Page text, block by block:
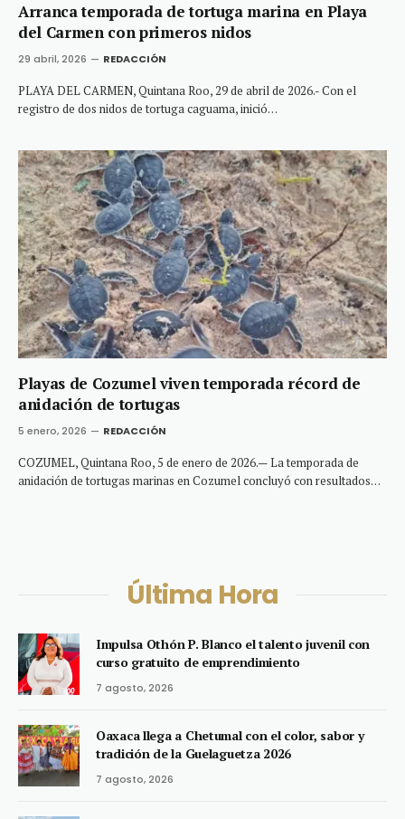
Arranca temporada de tortuga marina en Playa
del Carmen con primeros nidos
29 abril, 2026 REDACCIÓN
PLAYA DEL CARMEN, Quintana Roo, 29 de abril de 2026.- Con el
registro de dos nidos de tortuga caguama, inició…
Playas de Cozumel viven temporada récord de
anidación de tortugas
5 enero, 2026 REDACCIÓN
COZUMEL, Quintana Roo, 5 de enero de 2026.— La temporada de
anidación de tortugas marinas en Cozumel concluyó con resultados…
Última Hora
Impulsa Othón P. Blanco el talento juvenil con
curso gratuito de emprendimiento
7 agosto, 2026
Oaxaca llega a Chetumal con el color, sabor y
tradición de la Guelaguetza 2026
7 agosto, 2026